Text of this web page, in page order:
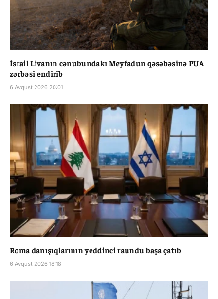
İsrail Livanın cənubundakı Meyfadun qəsəbəsinə PUA
zərbəsi endirib
6 Avqust 2026 20:01
Roma danışıqlarının yeddinci raundu başa çatıb
6 Avqust 2026 18:18